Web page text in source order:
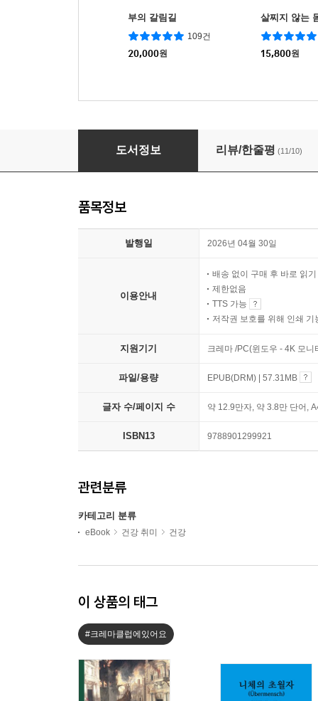
부의 갈림길
109건
20,000원
살찌지 않는
15,800원
착한 염증 나쁜 염증
도서정보 리뷰/한줄평 (11/10)
품목정보
발행일 2026년 04월 30일
이용안내
배송 없이 구매 후 바로 읽기
제한없음
TTS 가능
저작권 보호를 위해 인쇄 기
지원기기 크레마 /PC(윈도우 - 4K 모
파일/용량 EPUB(DRM) | 57.31MB
글자 수/페이지 수 약 12.9만자, 약 3.8만 단어,
ISBN13 9788901299921
관련분류
카테고리 분류
eBook 건강 취미 건강
이 상품의 태그
#크레마클럽에있어요